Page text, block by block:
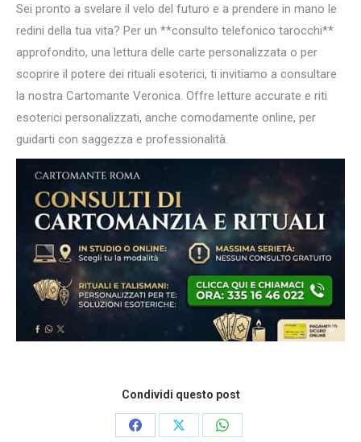
Sei pronto a svelare il velo del futuro e a prendere in mano le
redini della tua vita? Per un **consulto telefonico tarocchi**
approfondito, una lettura delle carte personalizzata o per
scoprire il potere dei rituali esoterici, ti invitiamo a consultare
la nostra Cartomante Veronica. Offre letture accurate e riti
esoterici personalizzati, anche comodamente online, per
guidarti con saggezza e professionalità.
Condividi questo post
CondividiCondividiCondividi